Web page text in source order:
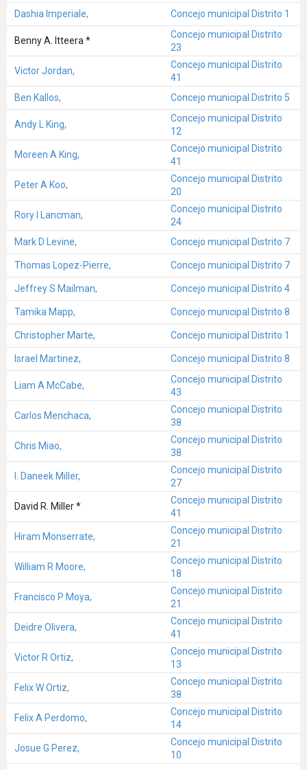
Dashia Imperiale,
Concejo municipal Distrito 1
Benny A. Itteera *
Concejo municipal Distrito
23
Victor Jordan,
Concejo municipal Distrito
41
Ben Kallos,
Concejo municipal Distrito 5
Andy L King,
Concejo municipal Distrito
12
Moreen A King,
Concejo municipal Distrito
41
Peter A Koo,
Concejo municipal Distrito
20
Rory I Lancman,
Concejo municipal Distrito
24
Mark D Levine,
Concejo municipal Distrito 7
Thomas Lopez-Pierre, Concejo municipal Distrito 7
Jeffrey S Mailman, Concejo municipal Distrito 4
Tamika Mapp, Concejo municipal Distrito 8
Christopher Marte, Concejo municipal Distrito 1
Israel Martinez, Concejo municipal Distrito 8
Liam A McCabe,
Concejo municipal Distrito
43
Carlos Menchaca,
Concejo municipal Distrito
38
Chris Miao,
Concejo municipal Distrito
38
I. Daneek Miller,
Concejo municipal Distrito
27
David R. Miller *
Concejo municipal Distrito
41
Hiram Monserrate,
Concejo municipal Distrito
21
William R Moore,
Concejo municipal Distrito
18
Francisco P Moya,
Concejo municipal Distrito
21
Deidre Olivera,
Concejo municipal Distrito
41
Victor R Ortiz,
Concejo municipal Distrito
13
Felix W Ortiz,
Concejo municipal Distrito
38
Felix A Perdomo,
Concejo municipal Distrito
14
Josue G Perez,
Concejo municipal Distrito
10